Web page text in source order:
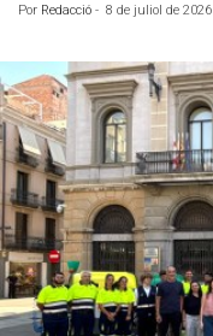
Por Redacció - 8 de juliol de 2026